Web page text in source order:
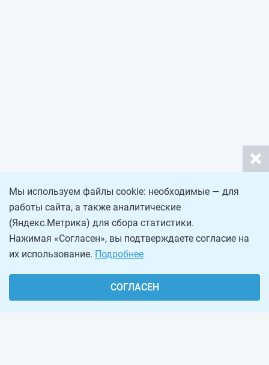
Мы используем файлы cookie: необходимые — для
работы сайта, а также аналитические
(Яндекс.Метрика) для сбора статистики.
Нажимая «Согласен», вы подтверждаете согласие на
их использование. Подробнее
СОГЛАСЕН